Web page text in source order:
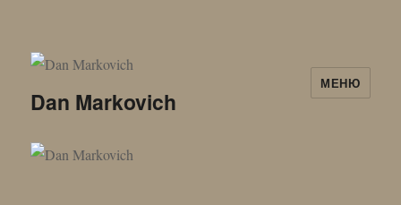
Dan Markovich
МЕНЮ